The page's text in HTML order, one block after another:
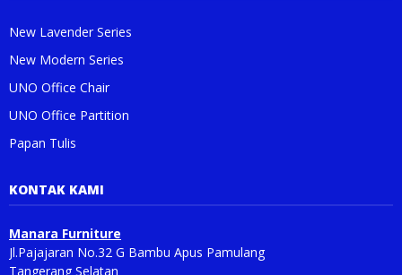
New Lavender Series
New Modern Series
UNO Office Chair
UNO Office Partition
Papan Tulis
KONTAK KAMI
Manara Furniture
Jl.Pajajaran No.32 G Bambu Apus Pamulang
Tangerang Selatan